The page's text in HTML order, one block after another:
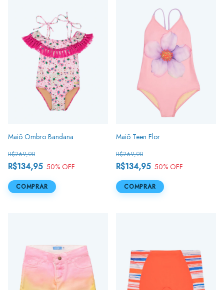
Maiô Ombro Bandana
R$134,95
R$269,90
50% OFF
COMPRAR
Maiô Teen Flor
R$134,95
R$269,90
50% OFF
COMPRAR